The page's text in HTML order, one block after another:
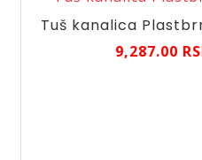
Tuš kanalica
9,287.00